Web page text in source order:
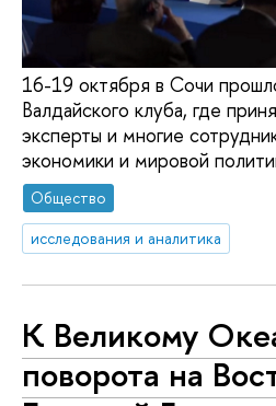
16-19 октября в Сочи
Валдайского клуба, где
эксперты и многие
экономики и мировой
Общество
исследования и аналитика
К Великому
поворота на